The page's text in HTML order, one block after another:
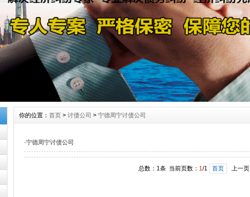
你的位置： 首页 > 讨债公司 > 宁德周宁讨债公司
·宁德周宁讨债公司
总数：1条 当前页数： 1/1 首页 上一页